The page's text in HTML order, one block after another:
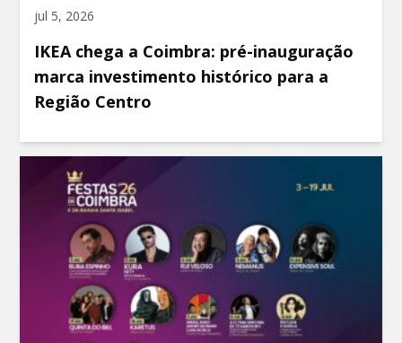
jul 5, 2026
IKEA chega a Coimbra: pré-inauguração
marca investimento histórico para a
Região Centro